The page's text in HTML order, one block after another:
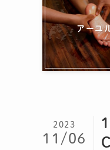
アーユ
2023
11/06